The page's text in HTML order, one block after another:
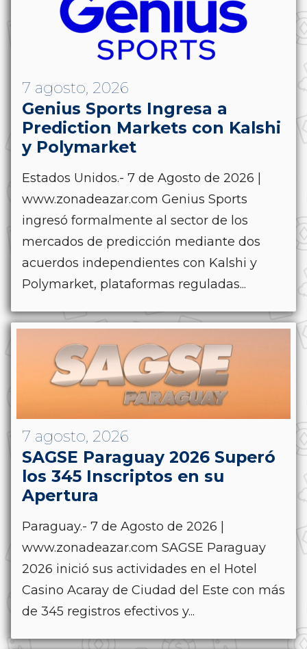
7 agosto, 2026
Genius Sports Ingresa a
Prediction Markets con Kalshi
y Polymarket
Estados Unidos.- 7 de Agosto de 2026 |
www.zonadeazar.com Genius Sports
ingresó formalmente al sector de los
mercados de predicción mediante dos
acuerdos independientes con Kalshi y
Polymarket, plataformas reguladas...
7 agosto, 2026
SAGSE Paraguay 2026 Superó
los 345 Inscriptos en su
Apertura
Paraguay.- 7 de Agosto de 2026 |
www.zonadeazar.com SAGSE Paraguay
2026 inició sus actividades en el Hotel
Casino Acaray de Ciudad del Este con más
de 345 registros efectivos y...